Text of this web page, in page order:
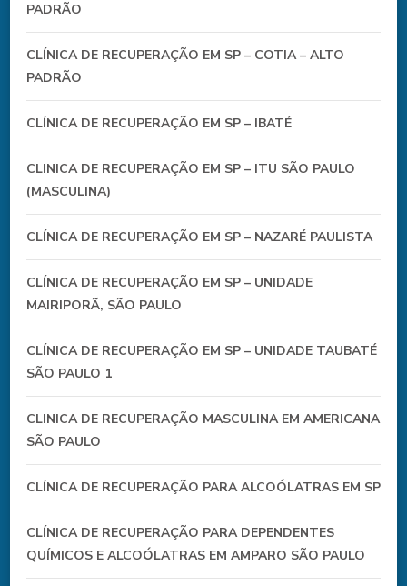
PADRÃO
CLÍNICA DE RECUPERAÇÃO EM SP – COTIA – ALTO
PADRÃO
CLÍNICA DE RECUPERAÇÃO EM SP – IBATÉ
CLINICA DE RECUPERAÇÃO EM SP – ITU SÃO PAULO
(MASCULINA)
CLÍNICA DE RECUPERAÇÃO EM SP – NAZARÉ PAULISTA
CLÍNICA DE RECUPERAÇÃO EM SP – UNIDADE
MAIRIPORÃ, SÃO PAULO
CLÍNICA DE RECUPERAÇÃO EM SP – UNIDADE TAUBATÉ
SÃO PAULO 1
CLINICA DE RECUPERAÇÃO MASCULINA EM AMERICANA
SÃO PAULO
CLÍNICA DE RECUPERAÇÃO PARA ALCOÓLATRAS EM SP
CLÍNICA DE RECUPERAÇÃO PARA DEPENDENTES
QUÍMICOS E ALCOÓLATRAS EM AMPARO SÃO PAULO